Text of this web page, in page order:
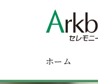
ホーム